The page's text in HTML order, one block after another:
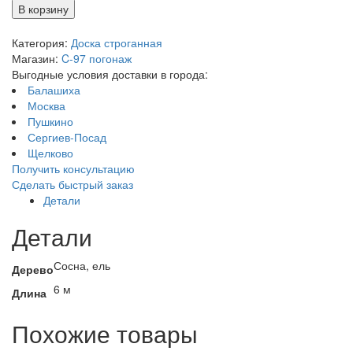
В корзину
Категория: Доска строганная
Магазин: C-97 погонаж
Выгодные условия доставки в города:
Балашиха
Москва
Пушкино
Сергиев-Посад
Щелково
Получить консультацию
Сделать быстрый заказ
Детали
Детали
ДеревоСосна, ель
Длина 6 м
Похожие товары